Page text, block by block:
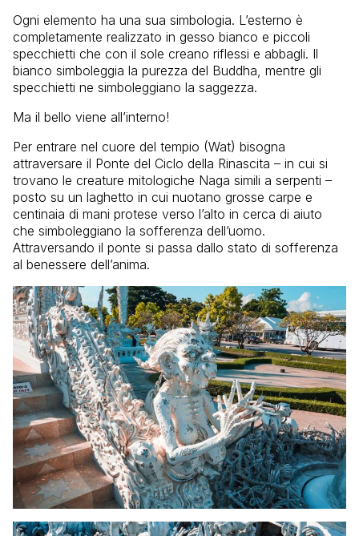
Ogni elemento ha una sua simbologia. L’esterno è
completamente realizzato in gesso bianco e piccoli
specchietti che con il sole creano riflessi e abbagli. Il
bianco simboleggia la purezza del Buddha, mentre gli
specchietti ne simboleggiano la saggezza.
Ma il bello viene all’interno!
Per entrare nel cuore del tempio (Wat) bisogna
attraversare il Ponte del Ciclo della Rinascita – in cui si
trovano le creature mitologiche Naga simili a serpenti –
posto su un laghetto in cui nuotano grosse carpe e
centinaia di mani protese verso l’alto in cerca di aiuto
che simboleggiano la sofferenza dell’uomo.
Attraversando il ponte si passa dallo stato di sofferenza
al benessere dell’anima.